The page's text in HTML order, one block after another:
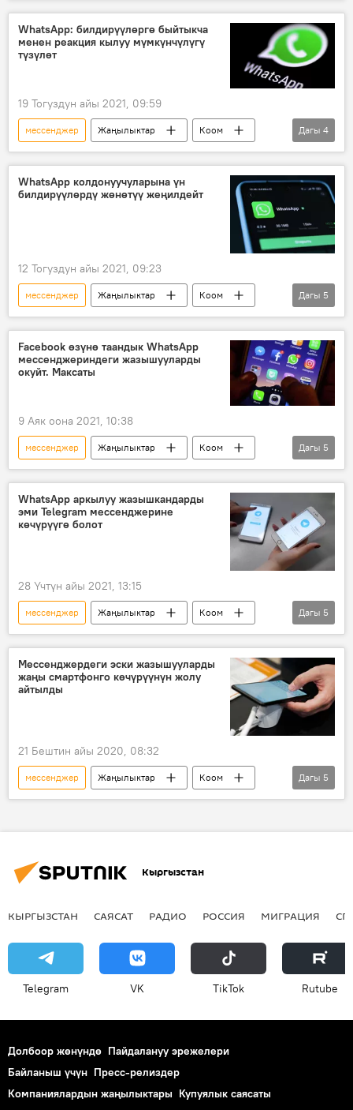
WhatsApp: билдирүүлөргө быйтыкча
менен реакция кылуу мүмкүнчүлүгү
түзүлөт
19 Тогуздун айы 2021, 09:59
мессенджер Жаңылыктар
Коом
жазышуу
билдирүү
реакция
WhatsApp
Дагы 4
WhatsApp колдонуучуларына үн
билдирүүлөрдү жөнөтүү жеңилдейт
12 Тогуздун айы 2021, 09:23
мессенджер Жаңылыктар
Коом
Дүйнөдө
билдирүү
үн
жазуу
Дагы 5
Facebook өзүнө таандык WhatsApp
мессенджериндеги жазышууларды
окуйт. Максаты
9 Аяк оона 2021, 10:38
мессенджер Жаңылыктар
Коом
Дүйнөдө
Facebook
WhatsApp
жазышуу
Дагы 5
WhatsApp аркылуу жазышкандарды
эми Telegram мессенджерине
көчүрүүгө болот
28 Үчтүн айы 2021, 13:15
мессенджер Жаңылыктар
Коом
Дүйнөдө
Telegram
жазышуу
көчүрүү
Дагы 5
Мессенджердеги эски жазышууларды
жаңы смартфонго көчүрүүнүн жолу
айтылды
21 Бештин айы 2020, 08:32
мессенджер Жаңылыктар
Коом
Дүйнөдө
смартфон
көчүрүү
Дагы 5
Кыргызстан
КЫРГЫЗСТАН САЯСАТ РАДИО РОССИЯ МИГРАЦИЯ
Telegram VK ТikТоk Rutube
Долбоор жөнүндө Пайдалануу эрежелери
Байланыш үчүн Пресс-релиздер
Компаниялардын жаңылыктары Купуялык саясаты